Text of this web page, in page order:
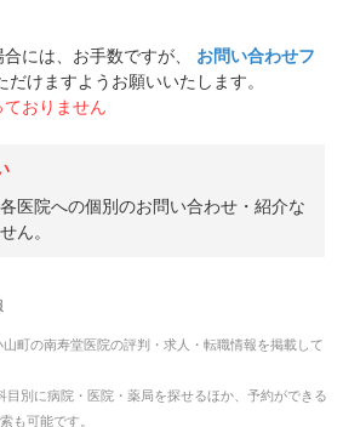
には、お手数ですが、
お問い合わせフ
だけますようお願いいたします。
おりません
医院への個別のお問い合わせ・紹介な
ん。
山町の南寿堂医院の評判・求人・転職情報を掲載して
目別に病院・医院・薬局を探せるほか、予約ができる
も可能です。